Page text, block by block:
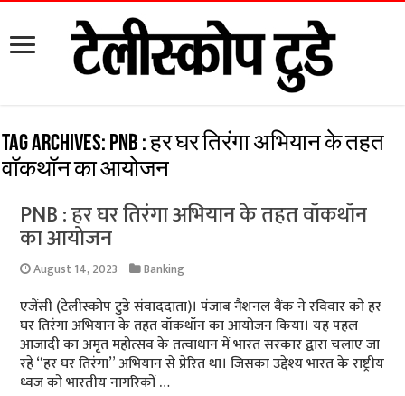
Tag Archives: PNB : हर घर तिरंगा अभियान के तहत
वॉकथॉन का आयोजन
PNB : हर घर तिरंगा अभियान के तहत वॉकथॉन
का आयोजन
August 14, 2023 Banking
एजेंसी (टेलीस्कोप टुडे संवाददाता)। पंजाब नैशनल बैंक ने रविवार को हर
घर तिरंगा अभियान के तहत वॉकथॉन का आयोजन किया। यह पहल
आजादी का अमृत महोत्सव के तत्वाधान में भारत सरकार द्वारा चलाए जा
रहे “हर घर तिरंगा” अभियान से प्रेरित था। जिसका उद्देश्य भारत के राष्ट्रीय
ध्वज को भारतीय नागरिकों …